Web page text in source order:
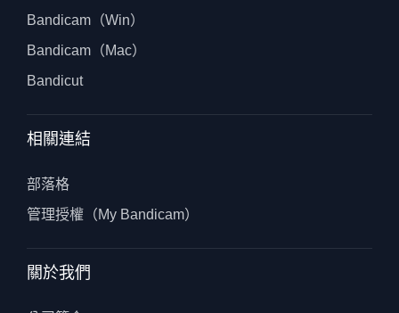
Bandicam（Win）
Bandicam（Mac）
Bandicut
相關連結
部落格
管理授權（My Bandicam）
關於我們